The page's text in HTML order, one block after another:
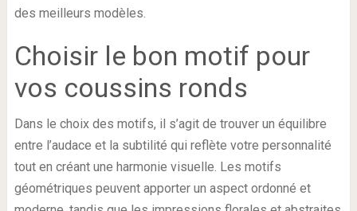
des meilleurs modèles.
Choisir le bon motif pour
vos coussins ronds
Dans le choix des motifs, il s’agit de trouver un équilibre
entre l’audace et la subtilité qui reflète votre personnalité
tout en créant une harmonie visuelle. Les motifs
géométriques peuvent apporter un aspect ordonné et